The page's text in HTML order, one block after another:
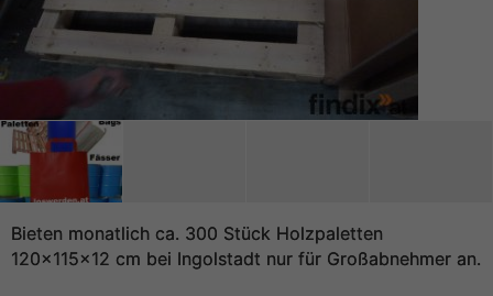
Bieten monatlich ca. 300 Stück Holzpaletten
120x115x12 cm bei Ingolstadt nur für Großabnehmer an.